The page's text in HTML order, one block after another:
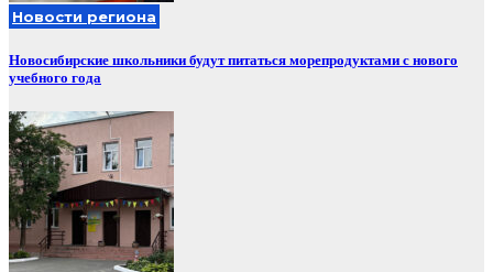
Новости региона
Новосибирские школьники будут питаться морепродуктами с нового
учебного года